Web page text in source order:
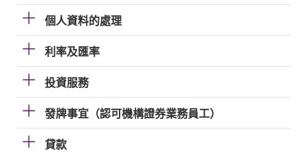
個人資料的處理
利率及匯率
投資服務
發牌事宜（認可機構證券業務員工）
貸款